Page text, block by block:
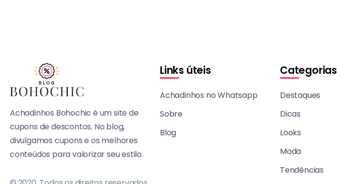
Achadinhos Bohochic é um site de
cupons de descontos. No blog,
divulgamos cupons e os melhores
conteúdos para valorizar seu estilo.
Links úteis
Achadinhos no Whatsapp
Sobre
Blog
Categorias
Destaques
Dicas
Looks
Moda
Tendências